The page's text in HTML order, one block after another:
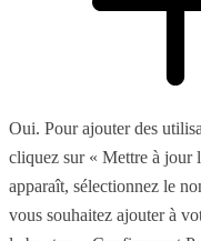
Oui. Pour ajouter des
cliquez sur « Mettre à jour
apparaît, sélectionnez le
vous souhaitez ajouter à